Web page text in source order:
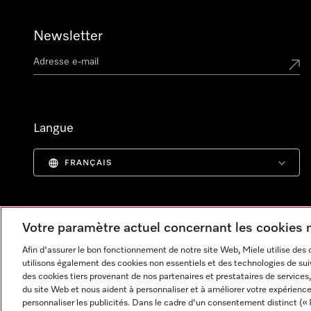
Newsletter
Langue
FRANÇAIS
Votre paramètre actuel concernant les
Afin d'assurer le bon fonctionnement de notre site Web, Miele utilise
utilisons également des cookies non essentiels et des technologies de
des cookies tiers provenant de nos partenaires et prestataires de
du site Web et nous aident à personnaliser et à améliorer votre
personnaliser les publicités. Dans le cadre d'un consentement distinct